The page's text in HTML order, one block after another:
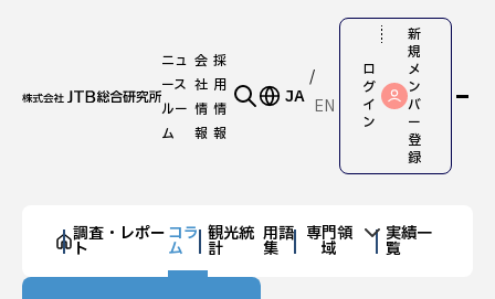
ニュ
ース
ルー
ム
会
社
情
報
採
用
情
報
JA EN
ロ
グ
イ
ン
新
規
メ
ン
バ
ー
登
録
調査・レポー
ト
コラ
ム
観光統
計
用語
集
専門領
域
実績一
覧